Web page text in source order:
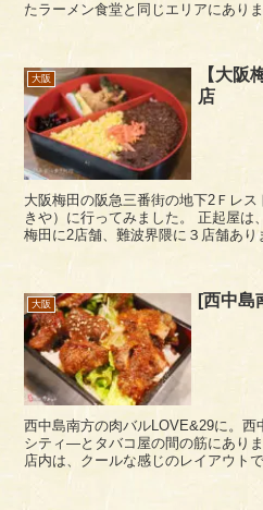
たラーメン食堂と同じエリアにあります。 運営は、「串
「つるまる饂飩」など様々なジャンル
大阪
【大阪
店
大阪梅田の阪急三番街の地下2Ｆレ
きや）に行ってみました。 正起屋は
梅田に2店舗、難波界隈に３店舗あります。 店内はあまり
大阪 [西中島
西中島南方の肉バルLOVE&29に。西
シティ―とタバコ屋の間の筋にあり
店内は、クールな感じのレイアウト